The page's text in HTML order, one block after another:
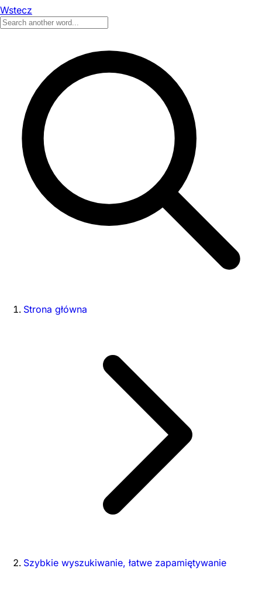
Wstecz
Strona główna
Szybkie wyszukiwanie, łatwe zapamiętywanie